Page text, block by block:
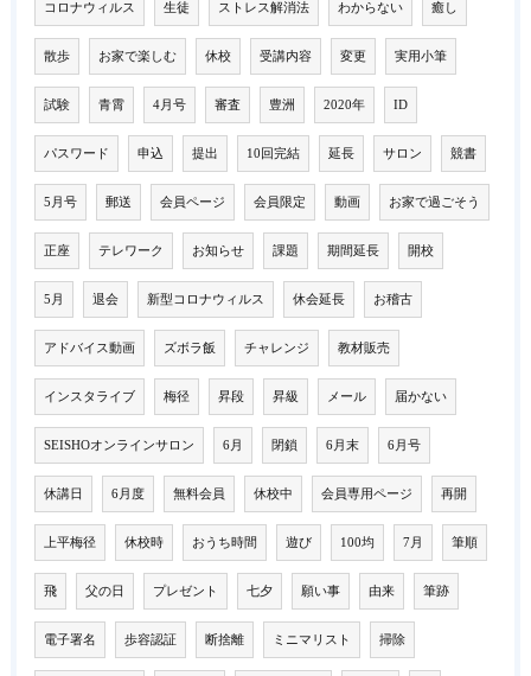
コロナウィルス 生徒 ストレス解消法 わからない 癒し
散歩 お家で楽しむ 休校 受講内容 変更 実用小筆
試験 青霄 4月号 審査 豊洲 2020年 ID
パスワード 申込 提出 10回完結 延長 サロン 競書
5月号 郵送 会員ページ 会員限定 動画 お家で過ごそう
正座 テレワーク お知らせ 課題 期間延長 開校
5月 退会 新型コロナウィルス 休会延長 お稽古
アドバイス動画 ズボラ飯 チャレンジ 教材販売
インスタライブ 梅径 昇段 昇級 メール 届かない
SEISHOオンラインサロン 6月 閉鎖 6月末 6月号
休講日 6月度 無料会員 休校中 会員専用ページ 再開
上平梅径 休校時 おうち時間 遊び 100均 7月 筆順
飛 父の日 プレゼント 七夕 願い事 由来 筆跡
電子署名 歩容認証 断捨離 ミニマリスト 掃除